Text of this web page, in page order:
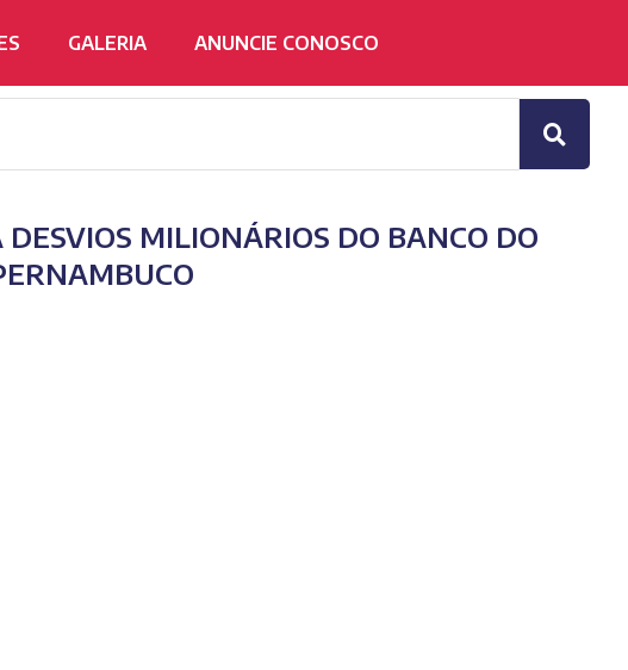
GALERIA ANUNCIE CONOSCO
MILIONÁRIOS DO BANCO DO